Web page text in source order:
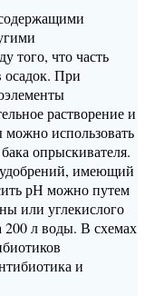
того, что часть
осадок. При
растворение и
использовать
опрыскивателя.
удобрений, имеющий
рН можно путем
или углекислого
200 л воды. В схемах
и